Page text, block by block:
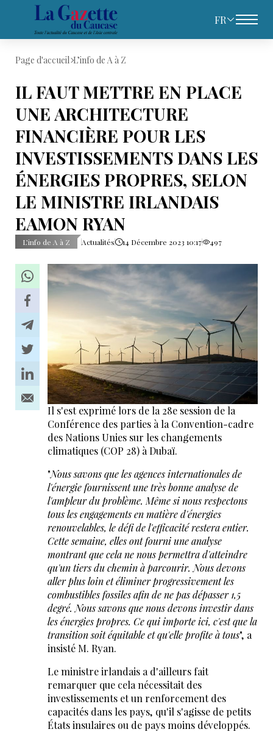
FR
Page d'accueil L’info de A à Z
IL FAUT METTRE EN PLACE
UNE ARCHITECTURE
FINANCIÈRE POUR LES
INVESTISSEMENTS DANS LES
ÉNERGIES PROPRES, SELON
LE MINISTRE IRLANDAIS
EAMON RYAN
L’info de A à Z Actualités 14 Décembre 2023 10:17 497
Il s'est exprimé lors de la 28e session de la
Conférence des parties à la Convention-cadre
des Nations Unies sur les changements
climatiques (COP 28) à Dubaï.
"Nous savons que les agences internationales de
l'énergie fournissent une très bonne analyse de
l'ampleur du problème. Même si nous respectons
tous les engagements en matière d'énergies
renouvelables, le défi de l'efficacité restera entier.
Cette semaine, elles ont fourni une analyse
montrant que cela ne nous permettra d'atteindre
qu'un tiers du chemin à parcourir. Nous devons
aller plus loin et éliminer progressivement les
combustibles fossiles afin de ne pas dépasser 1,5
degré. Nous savons que nous devons investir dans
les énergies propres. Ce qui importe ici, c'est que la
transition soit équitable et qu'elle profite à tous", a
insisté M. Ryan.
Le ministre irlandais a d'ailleurs fait
remarquer que cela nécessitait des
investissements et un renforcement des
capacités dans les pays, qu'il s'agisse de petits
États insulaires ou de pays moins développés.